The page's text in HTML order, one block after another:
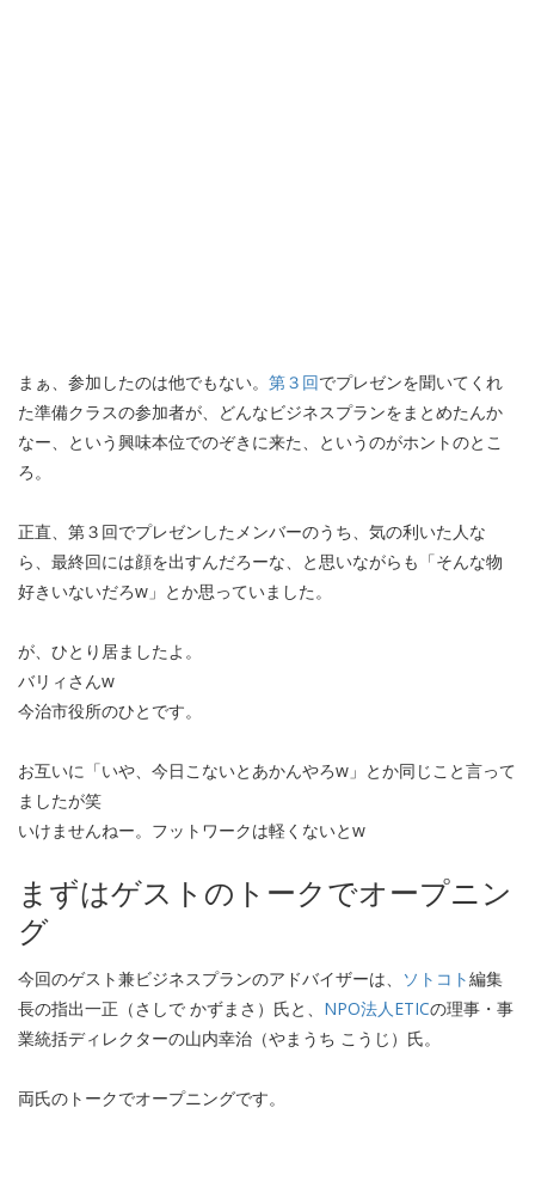
まぁ、参加したのは他でもない。 第３回でプレゼンを聞いてくれ
た準備クラスの参加者が、どんなビジネスプランをまとめたんか
なー、という興味本位でのぞきに来た、というのがホントのとこ
ろ。
正直、第３回でプレゼンしたメンバーのうち、気の利いた人な
ら、最終回には顔を出すんだろーな、と思いながらも「そんな物
好きいないだろw」とか思っていました。
が、ひとり居ましたよ。
バリィさんw
今治市役所のひとです。
お互いに「いや、今日こないとあかんやろw」とか同じこと言って
ましたが笑
いけませんねー。フットワークは軽くないとw
まずはゲストのトークでオープニン
グ
今回のゲスト兼ビジネスプランのアドバイザーは、 ソトコト編集
長の指出一正（さしで かずまさ）氏と、 NPO法人ETICの理事・事
業統括ディレクターの山内幸治（やまうち こうじ）氏。
両氏のトークでオープニングです。